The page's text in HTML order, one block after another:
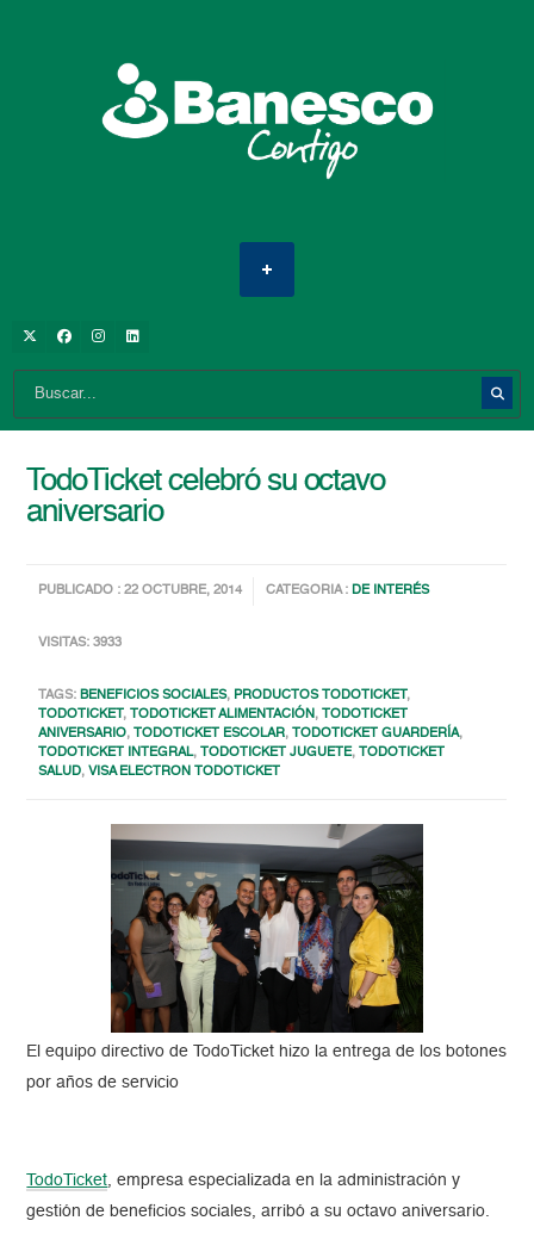
TodoTicket celebró su octavo
aniversario
PUBLICADO : 22 OCTUBRE, 2014 CATEGORIA :DE INTERÉS
VISITAS: 3933
TAGS:BENEFICIOS SOCIALES, PRODUCTOS TODOTICKET,
TODOTICKET, TODOTICKET ALIMENTACIÓN, TODOTICKET
ANIVERSARIO, TODOTICKET ESCOLAR, TODOTICKET GUARDERÍA,
TODOTICKET INTEGRAL, TODOTICKET JUGUETE, TODOTICKET
SALUD,VISA ELECTRON TODOTICKET
El equipo directivo de TodoTicket hizo la entrega de los botones
por años de servicio
TodoTicket, empresa especializada en la administración y
gestión de beneficios sociales, arribó a su octavo aniversario.